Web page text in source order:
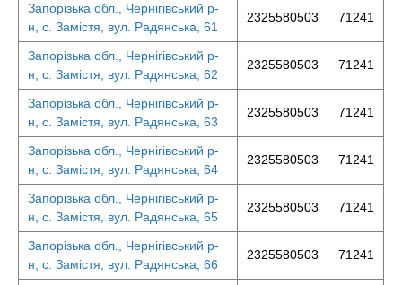
Запорізька обл., Чернігівський р-
н, с. Замістя, вул. Радянська, 61
2325580503 71241
Запорізька обл., Чернігівський р-
н, с. Замістя, вул. Радянська, 62
2325580503 71241
Запорізька обл., Чернігівський р-
н, с. Замістя, вул. Радянська, 63
2325580503 71241
Запорізька обл., Чернігівський р-
н, с. Замістя, вул. Радянська, 64
2325580503 71241
Запорізька обл., Чернігівський р-
н, с. Замістя, вул. Радянська, 65
2325580503 71241
Запорізька обл., Чернігівський р-
н, с. Замістя, вул. Радянська, 66
2325580503 71241